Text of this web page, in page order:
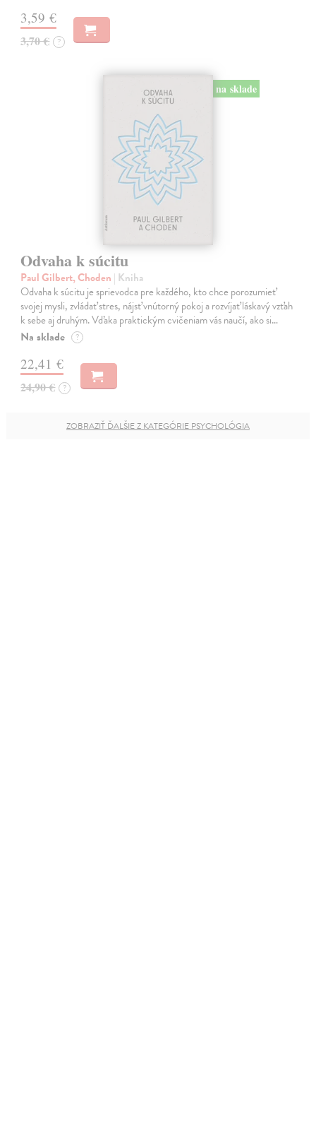
3,59 €
3,70 € ?
na sklade
Odvaha k súcitu
Paul Gilbert, Choden | Kniha
Odvaha k súcitu je sprievodca pre každého, kto chce porozumieť
svojej mysli, zvládať stres, nájsť vnútorný pokoj a rozvíjať láskavý vzťah
k sebe aj druhým. Vďaka praktickým cvičeniam vás naučí, ako si…
Na sklade ?
22,41 €
24,90 € ?
ZOBRAZIŤ ĎALŠIE Z KATEGÓRIE PSYCHOLÓGIA